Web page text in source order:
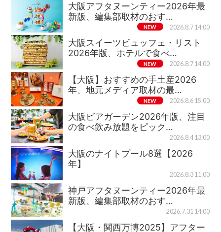
大阪アフタヌーンティー2026年最
新版、編集部取材のおす…
NEW 2026.8.7 14:00
大阪スイーツビュッフェ・リスト
2026年版、ホテルで食べ…
NEW 2026.8.7 14:00
【大阪】おすすめの手土産2026
年、地元メディア取材の最…
NEW 2026.8.6 15:00
大阪ビアガーデン2026年版、注目
の食べ飲み放題をピック…
2026.8.4 13:00
大阪のナイトプール8選【2026
年】
2026.8.3 11:00
神戸アフタヌーンティー2026年最
新版、編集部取材のおす…
2026.7.31 14:00
【大阪・関西万博2025】アフター